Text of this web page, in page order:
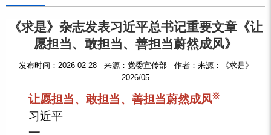
《求是》杂志发表习近平总书记重要文章《让
愿担当、敢担当、善担当蔚然成风》
发布时间：2026-02-28 来源：党委宣传部 作者：来源：《求是》
2026/05
让愿担当、敢担当、善担当蔚然成风※
习近平